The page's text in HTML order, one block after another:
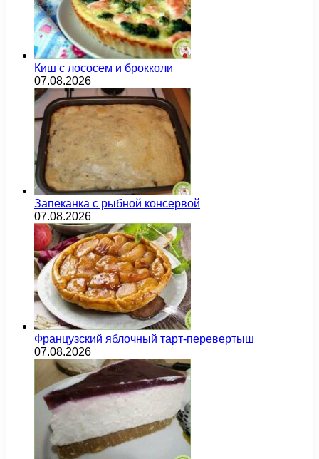
Киш с лососем и брокколи
07.08.2026
Запеканка с рыбной консервой
07.08.2026
Французский яблочный тарт-перевертыш
07.08.2026